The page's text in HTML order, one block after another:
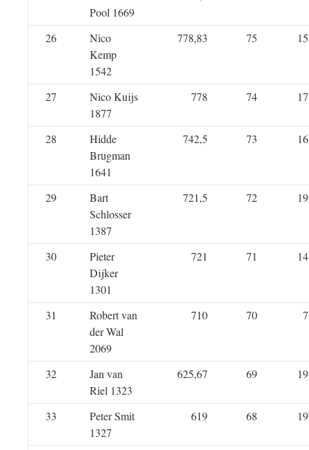
Pool 1669
26
Nico
Kemp
1542
778,83 75 15
27
Nico Kuijs
1877
778 74 17
28
Hidde
Brugman
1641
742,5 73 16
29
Bart
Schlosser
1387
721,5 72 19
30
Pieter
Dijker
1301
721 71 14
31
Robert van
der Wal
2069
710 70 7
32
Jan van
Riel 1323
625,67 69 19
33
Peter Smit
1327
619 68 19